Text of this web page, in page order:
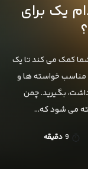
یک برای
کمک می کند تا یک
مناسب خواسته ها و
بگیرید. چمن
می شود که…
9 دقیقه